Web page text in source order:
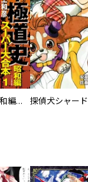
日本極道史 昭和編 スーパー大合本